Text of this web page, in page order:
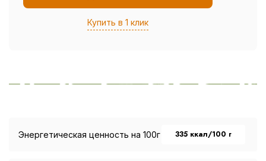
Купить в 1 клик
Энергетическая ценность на 100г 335 ккал/100 г